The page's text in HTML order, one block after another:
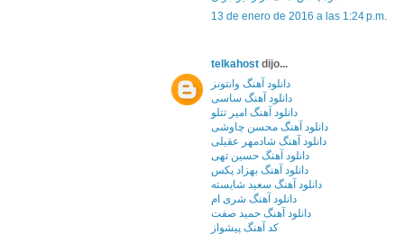
13 de enero de 2016 a las 1:24 p.m.
telkahost dijo...
دانلود آهنگ وانتونز
دانلود آهنگ ساسی
دانلود آهنگ امیر تتلو
دانلود آهنگ محسن چاوشی
دانلود آهنگ شادمهر عقیلی
دانلود آهنگ حسین تهی
دانلود آهنگ بهزاد پکس
دانلود آهنگ سعید شایسته
دانلود آهنگ شری ام
دانلود آهنگ حمید صفت
کد آهنگ پیشواز